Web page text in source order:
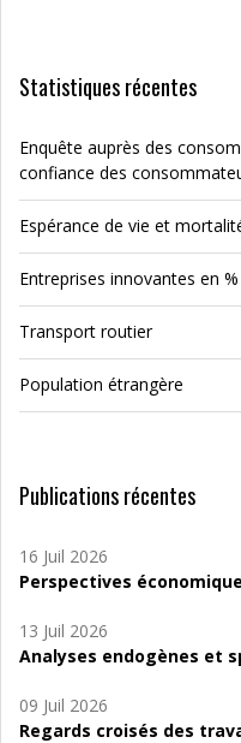
Statistiques récentes
Enquête auprès des
confiance des
Espérance de vie et
Entreprises innovantes en
Transport routier
Population étrangère
Publications récentes
16 Juil 2026
Perspectives
13 Juil 2026
Analyses endogènes et
09 Juil 2026
Regards croisés des